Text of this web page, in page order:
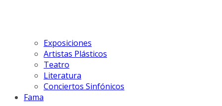
Exposiciones
Artistas Plásticos
Teatro
Literatura
Conciertos Sinfónicos
Fama